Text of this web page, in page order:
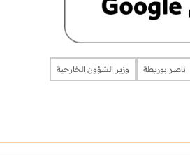
ناصر بوريطة وزير الشؤون الخارجية